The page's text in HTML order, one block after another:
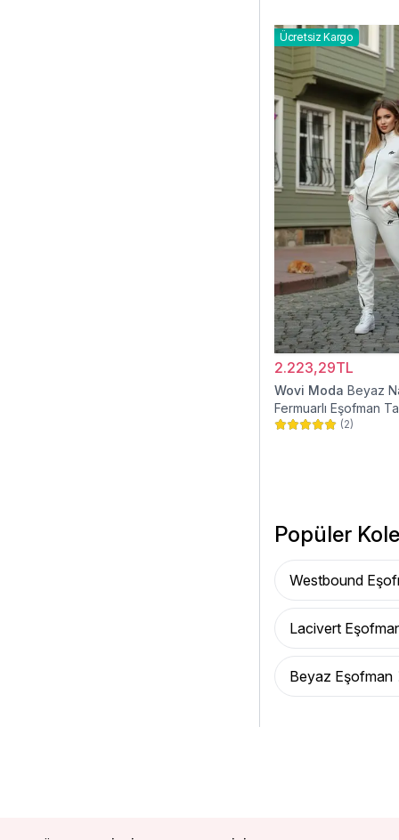
Ücretsiz Kargo
2.223,29TL
Wovi Moda Beyaz
Fermuarlı Eşofman
(2)
Popüler
Westbound
Lacivert
Beyaz Eşofman